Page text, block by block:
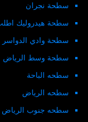
سطحة نجران
سطحة هيدروليك
سطحة وادي الدواسر
سطحة وسط الرياض
سطحه الباحة
سطحه الرياض
سطحه جنوب الرياض